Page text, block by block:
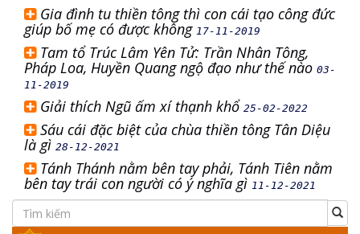
Gia đình tu thiền tông thì con cái tạo công đức
giúp bố mẹ có được không 17-11-2019
Tam tổ Trúc Lâm Yên Tử: Trần Nhân Tông,
Pháp Loa, Huyền Quang ngộ đạo như thế nào 03-
11-2019
Giải thích Ngũ ấm xí thạnh khổ 25-02-2022
Sáu cái đặc biệt của chùa thiền tông Tân Diệu
là gì 28-12-2021
Tánh Thánh nằm bên tay phải, Tánh Tiên nằm
bên tay trái con người có ý nghĩa gì 11-12-2021